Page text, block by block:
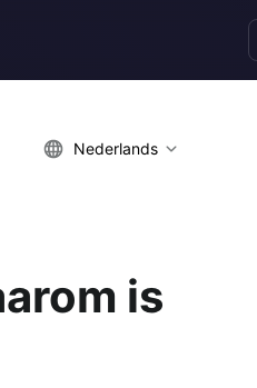
Nederlands
is